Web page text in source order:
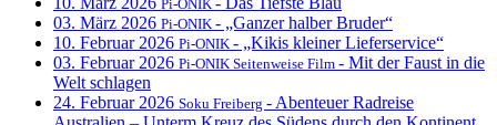
Pi-ONIK
03. März 2026 Pi-ONIK - „Ganzer halber Bruder“
10. Februar 2026 Pi-ONIK - „Kikis kleiner Lieferservice“
03. Februar 2026 Pi-ONIK Seitenweise Film - Mit der Faust in die
Welt schlagen
24. Februar 2026 Soku Freiberg - Abenteuer Radreise